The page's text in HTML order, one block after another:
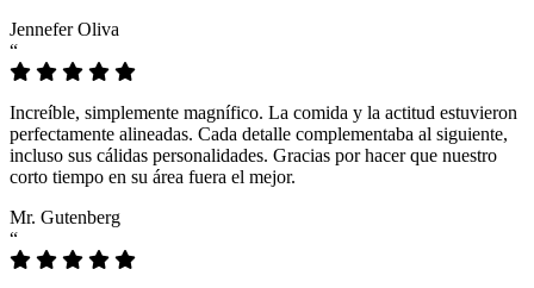
Jennefer Oliva
“
Increíble, simplemente magnífico. La comida y la actitud estuvieron
perfectamente alineadas. Cada detalle complementaba al siguiente,
incluso sus cálidas personalidades. Gracias por hacer que nuestro
corto tiempo en su área fuera el mejor.
Mr. Gutenberg
“